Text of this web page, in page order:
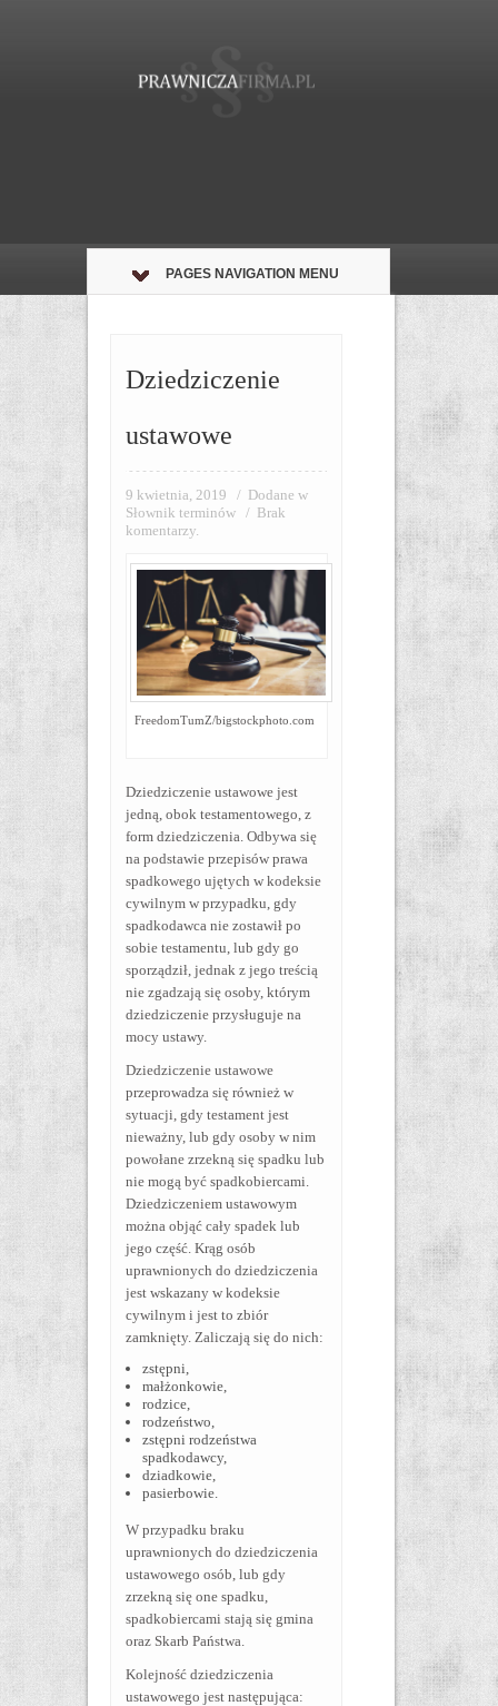
PAGES NAVIGATION MENU
Dziedziczenie
ustawowe
9 kwietnia, 2019 / Dodane w
Słownik terminów / Brak
komentarzy.
FreedomTumZ/bigstockphoto.com
Dziedziczenie ustawowe jest
jedną, obok testamentowego, z
form dziedziczenia. Odbywa się
na podstawie przepisów prawa
spadkowego ujętych w kodeksie
cywilnym w przypadku, gdy
spadkodawca nie zostawił po
sobie testamentu, lub gdy go
sporządził, jednak z jego treścią
nie zgadzają się osoby, którym
dziedziczenie przysługuje na
mocy ustawy.
Dziedziczenie ustawowe
przeprowadza się również w
sytuacji, gdy testament jest
nieważny, lub gdy osoby w nim
powołane zrzekną się spadku lub
nie mogą być spadkobiercami.
Dziedziczeniem ustawowym
można objąć cały spadek lub
jego część. Krąg osób
uprawnionych do dziedziczenia
jest wskazany w kodeksie
cywilnym i jest to zbiór
zamknięty. Zaliczają się do nich:
zstępni,
małżonkowie,
rodzice,
rodzeństwo,
zstępni rodzeństwa
spadkodawcy,
dziadkowie,
pasierbowie.
W przypadku braku
uprawnionych do dziedziczenia
ustawowego osób, lub gdy
zrzekną się one spadku,
spadkobiercami stają się gmina
oraz Skarb Państwa.
Kolejność dziedziczenia
ustawowego jest następująca: